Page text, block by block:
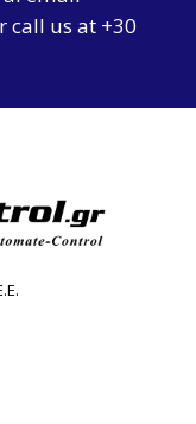
call us at +30